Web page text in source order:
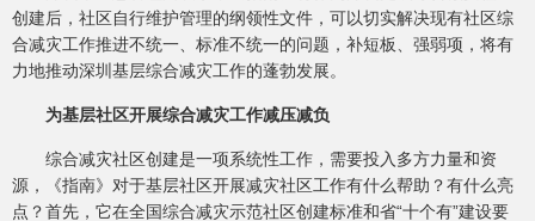
创建后，社区自行维护管理的纲领性文件，可以切实解决现有社区综
合减灾工作推进不统一、标准不统一的问题，补短板、强弱项，将有
力地推动深圳基层综合减灾工作的蓬勃发展。
为基层社区开展综合减灾工作减压减负
综合减灾社区创建是一项系统性工作，需要投入多方力量和资
源，《指南》对于基层社区开展减灾社区工作有什么帮助？有什么亮
点？首先，它在全国综合减灾示范社区创建标准和省“十个有”建设要